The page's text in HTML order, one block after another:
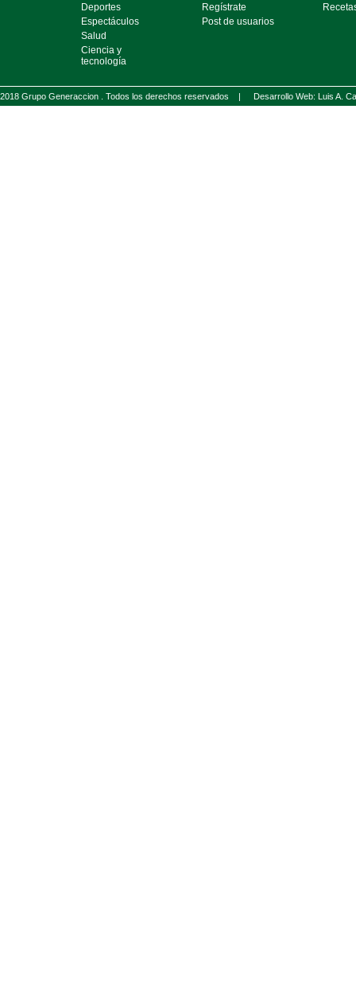
Deportes
Espectáculos
Salud
Ciencia y
tecnología
Regístrate
Post de usuarios
2018 Grupo Generaccion . Todos los derechos reservados | Desarrollo Web: Luis